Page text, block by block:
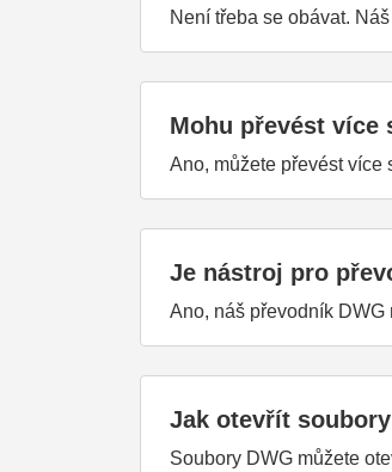
Není třeba se obávat.
Mohu převést více
Ano, můžete převést více
Je nástroj pro
Ano, náš převodník
Jak otevřít
Soubory DWG můžete